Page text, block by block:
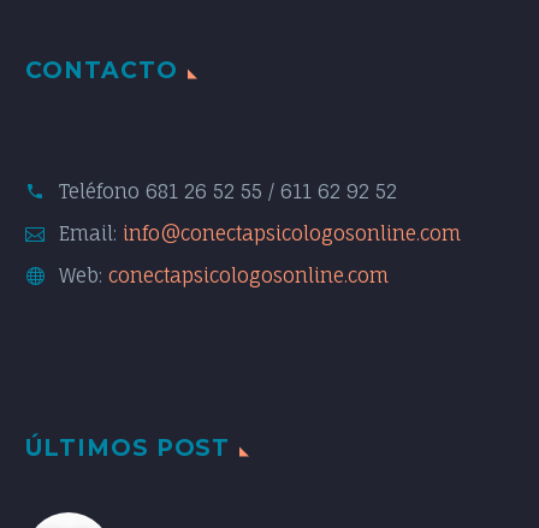
CONTACTO
Teléfono 681 26 52 55 / 611 62 92 52
Email: info@conectapsicologosonline.com
Web: conectapsicologosonline.com
ÚLTIMOS POST